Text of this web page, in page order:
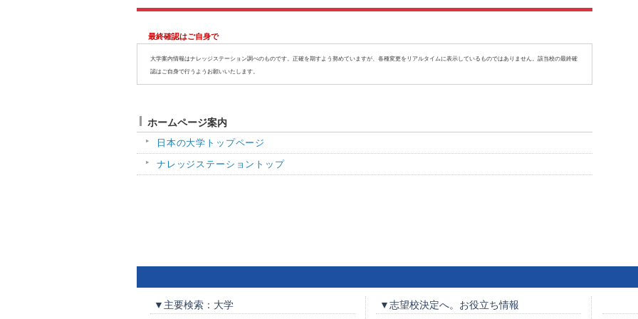
最終確認はご自身で
大学案内情報はナレッジステーション調べのものです。正確を期すよう努めていますが、各種変更をリアルタイムに表示しているものではありません。該当校の最終確
認はご自身で行うようお願いいたします。
ホームページ案内
日本の大学トップページ
ナレッジステーショントップ
▼主要検索：大学 ▼志望校決定へ。お役立ち情報